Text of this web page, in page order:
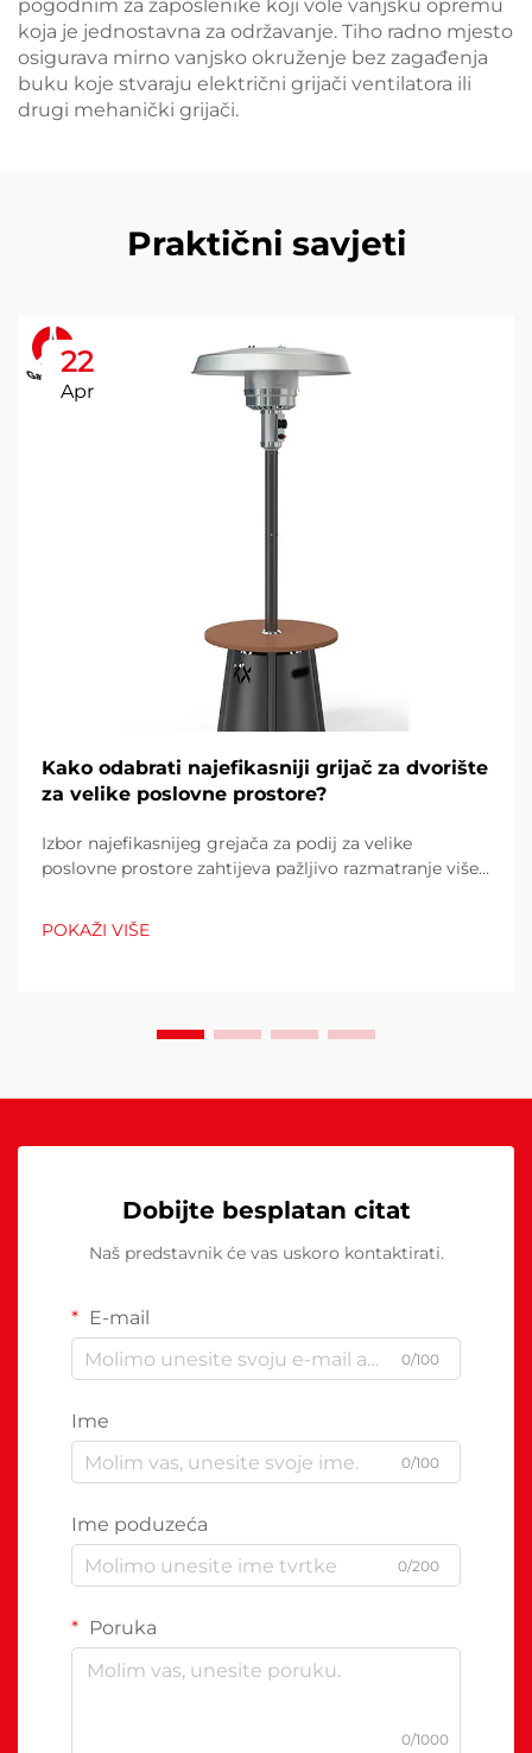
pogodnim za zaposlenike koji vole vanjsku opremu
koja je jednostavna za održavanje. Tiho radno mjesto
osigurava mirno vanjsko okruženje bez zagađenja
buku koje stvaraju električni grijači ventilatora ili
drugi mehanički grijači.
Praktični savjeti
22
Apr
Kako odabrati najefikasniji grijač za dvorište
za velike poslovne prostore?
Izbor najefikasnijeg grejača za podij za velike
poslovne prostore zahtijeva pažljivo razmatranje više
udobnost kupaca i potrošnju energije. Pogrešan izbor
može rezultirati neadekvatnom toplinom...
POKAŽI VIŠE
Dobijte besplatan citat
Naš predstavnik će vas uskoro kontaktirati.
E-mail
0/100
Ime
0/100
Ime poduzeća
0/200
Poruka
0/1000